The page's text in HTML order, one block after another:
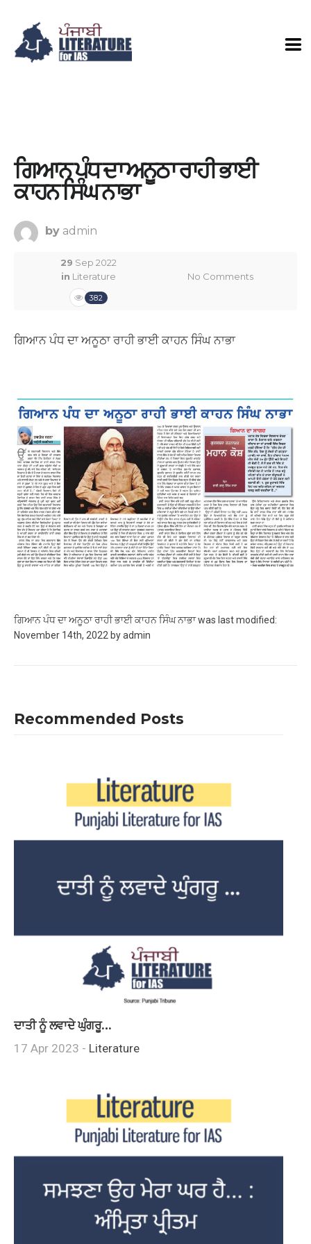
ਗਿਆਨ ਪੰਧ ਦਾ ਅਨੂਠਾ ਰਾਹੀ ਭਾਈ
ਕਾਹਨ ਸਿੰਘ ਨਾਭਾ
by admin
29 Sep 2022
in Literature No Comments
382
ਗਿਆਨ ਪੰਧ ਦਾ ਅਨੂਠਾ ਰਾਹੀ ਭਾਈ ਕਾਹਨ ਸਿੰਘ ਨਾਭਾ
ਗਿਆਨ ਪੰਧ ਦਾ ਅਨੂਠਾ ਰਾਹੀ ਭਾਈ ਕਾਹਨ ਸਿੰਘ ਨਾਭਾwas last modified:
November 14th, 2022 byadmin
Recommended Posts
ਦਾਤੀ ਨੂੰ ਲਵਾਦੇ ਘੁੰਗਰੂ…
17 Apr 2023 - Literature